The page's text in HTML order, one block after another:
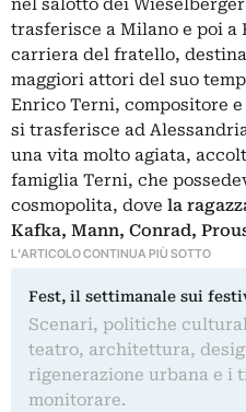
nel salotto dei
trasferisce a Milano e poi a
carriera del fratello,
maggiori attori del suo
Enrico Terni, compositore
si trasferisce ad
una vita molto agiata,
famiglia Terni, che
cosmopolita, dove la
Kafka, Mann, Conrad,
L'ARTICOLO CONTINUA PIÙ SOTTO
Fest, il settimanale sui
Scenari, politiche
teatro, architettura,
rigenerazione urbana e i
monitorare.